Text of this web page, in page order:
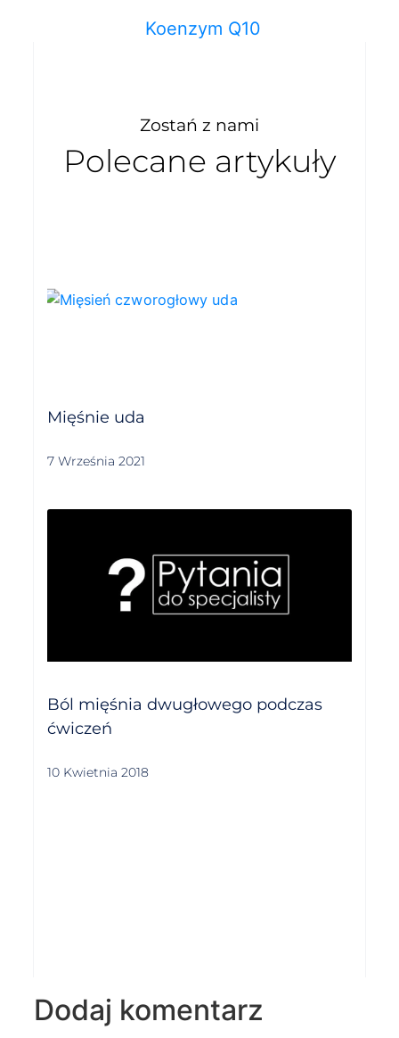
Koenzym Q10
Zostań z nami
Polecane artykuły
Mięśnie uda
7 Września 2021
Ból mięśnia dwugłowego podczas
ćwiczeń
10 Kwietnia 2018
Dodaj komentarz